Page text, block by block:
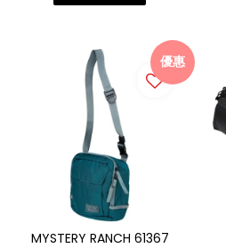
優惠
MYSTERY RANCH 61367